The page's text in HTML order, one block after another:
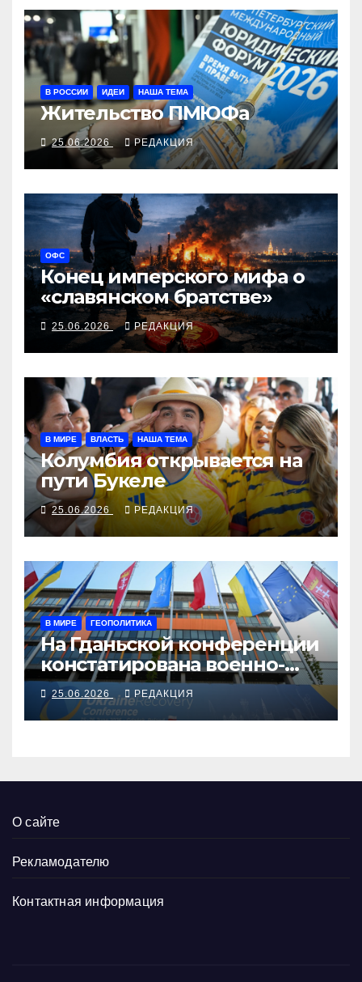
В РОССИИ ИДЕИ НАША ТЕМА
Жительство ПМЮФа
25.06.2026 РЕДАКЦИЯ
ОФС
Конец имперского мифа о
«славянском братстве»
25.06.2026 РЕДАКЦИЯ
В МИРЕ ВЛАСТЬ НАША ТЕМА
Колумбия открывается на
пути Букеле
25.06.2026 РЕДАКЦИЯ
В МИРЕ ГЕОПОЛИТИКА
На Гданьской конференции
констатирована военно-
промышленная
интеграция Украины и
Европы
25.06.2026 РЕДАКЦИЯ
О сайте
Рекламодателю
Контактная информация